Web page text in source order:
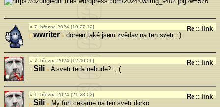
7. března 2024 [19:27:12] Re :: link
wwriter» doreen také jsem zvědav na ten svetr. :)
7. března 2024 [12:10:06] Re :: link
Sili » A svetr teda nebude? :, (
1. března 2024 [21:23:03] Re :: link
Sili » My furt cekame na ten svetr dorko